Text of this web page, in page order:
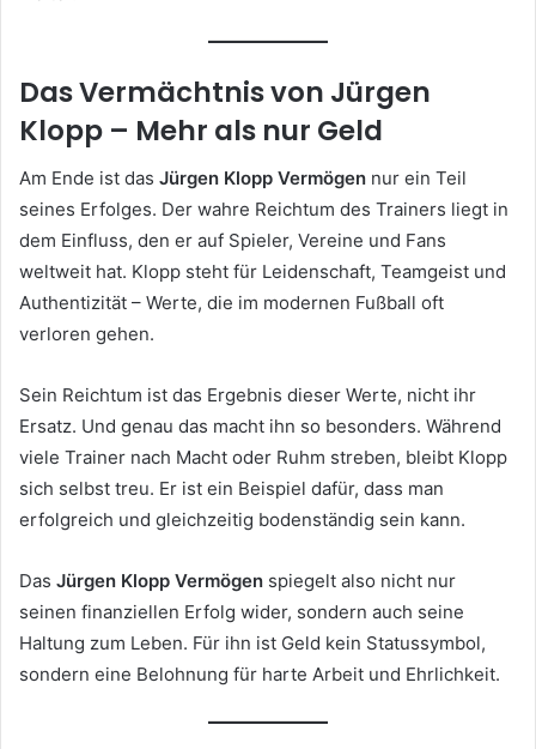
Das Vermächtnis von Jürgen
Klopp – Mehr als nur Geld
Am Ende ist das Jürgen Klopp Vermögen nur ein Teil
seines Erfolges. Der wahre Reichtum des Trainers liegt in
dem Einfluss, den er auf Spieler, Vereine und Fans
weltweit hat. Klopp steht für Leidenschaft, Teamgeist und
Authentizität – Werte, die im modernen Fußball oft
verloren gehen.
Sein Reichtum ist das Ergebnis dieser Werte, nicht ihr
Ersatz. Und genau das macht ihn so besonders. Während
viele Trainer nach Macht oder Ruhm streben, bleibt Klopp
sich selbst treu. Er ist ein Beispiel dafür, dass man
erfolgreich und gleichzeitig bodenständig sein kann.
Das Jürgen Klopp Vermögen spiegelt also nicht nur
seinen finanziellen Erfolg wider, sondern auch seine
Haltung zum Leben. Für ihn ist Geld kein Statussymbol,
sondern eine Belohnung für harte Arbeit und Ehrlichkeit.